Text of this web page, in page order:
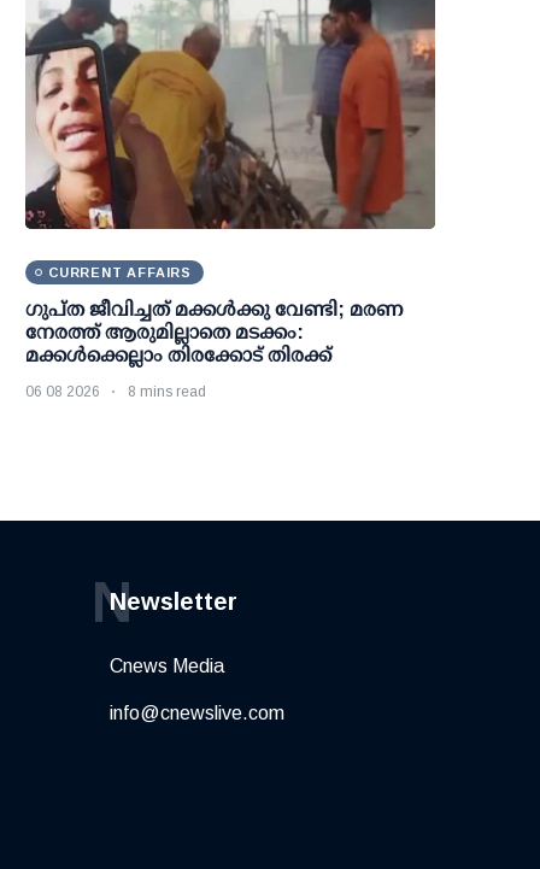
CURRENT AFFAIRS
ഗുപ്ത ജീവിച്ചത് മക്കള്‍ക്കു വേണ്ടി; മരണ
നേരത്ത് ആരുമില്ലാതെ മടക്കം:
മക്കള്‍ക്കെല്ലാം തിരക്കോട് തിരക്ക്
06 08 2026 8 mins read
Newsletter
N
Cnews Media
info@cnewslive.com